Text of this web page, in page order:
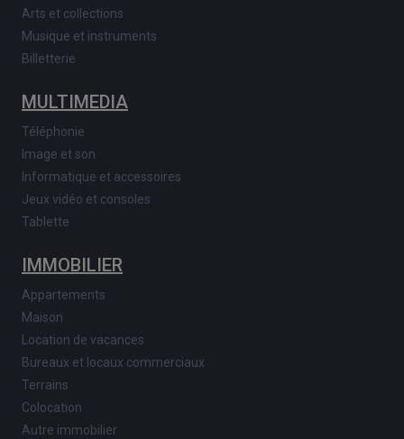
Arts et collections
Musique et instruments
Billetterie
MULTIMEDIA
Téléphonie
Image et son
Informatique et accessoires
Jeux vidéo et consoles
Tablette
IMMOBILIER
Appartements
Maison
Location de vacances
Bureaux et locaux commerciaux
Terrains
Colocation
Autre immobilier